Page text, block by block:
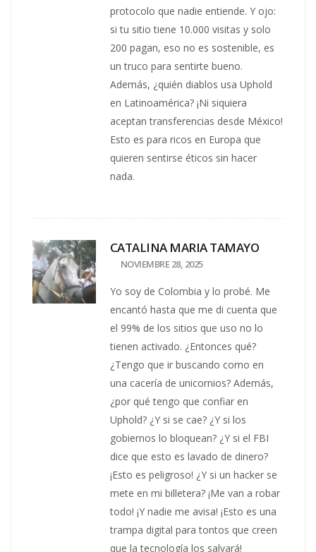
protocolo que nadie entiende. Y ojo:
si tu sitio tiene 10.000 visitas y solo
200 pagan, eso no es sostenible, es
un truco para sentirte bueno.
Además, ¿quién diablos usa Uphold
en Latinoamérica? ¡Ni siquiera
aceptan transferencias desde México!
Esto es para ricos en Europa que
quieren sentirse éticos sin hacer
nada.
CATALINA MARIA TAMAYO
NOVIEMBRE 28, 2025
Yo soy de Colombia y lo probé. Me
encantó hasta que me di cuenta que
el 99% de los sitios que uso no lo
tienen activado. ¿Entonces qué?
¿Tengo que ir buscando como en
una cacería de unicornios? Además,
¿por qué tengo que confiar en
Uphold? ¿Y si se cae? ¿Y si los
gobiernos lo bloquean? ¿Y si el FBI
dice que esto es lavado de dinero?
¡Esto es peligroso! ¿Y si un hacker se
mete en mi billetera? ¡Me van a robar
todo! ¡Y nadie me avisa! ¡Esto es una
trampa digital para tontos que creen
que la tecnología los salvará!